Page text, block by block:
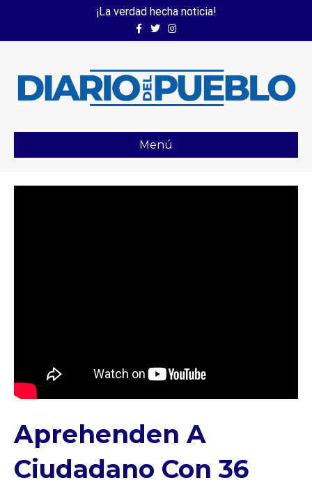
¡La verdad hecha noticia!
FacebookTwitterInstagram
Menú
Aprehenden A
Ciudadano Con 36